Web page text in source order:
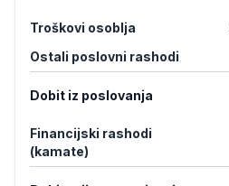
Troškovi osoblja
Ostali poslovni rashodi
Dobit iz poslovanja
Financijski rashodi
(kamate)